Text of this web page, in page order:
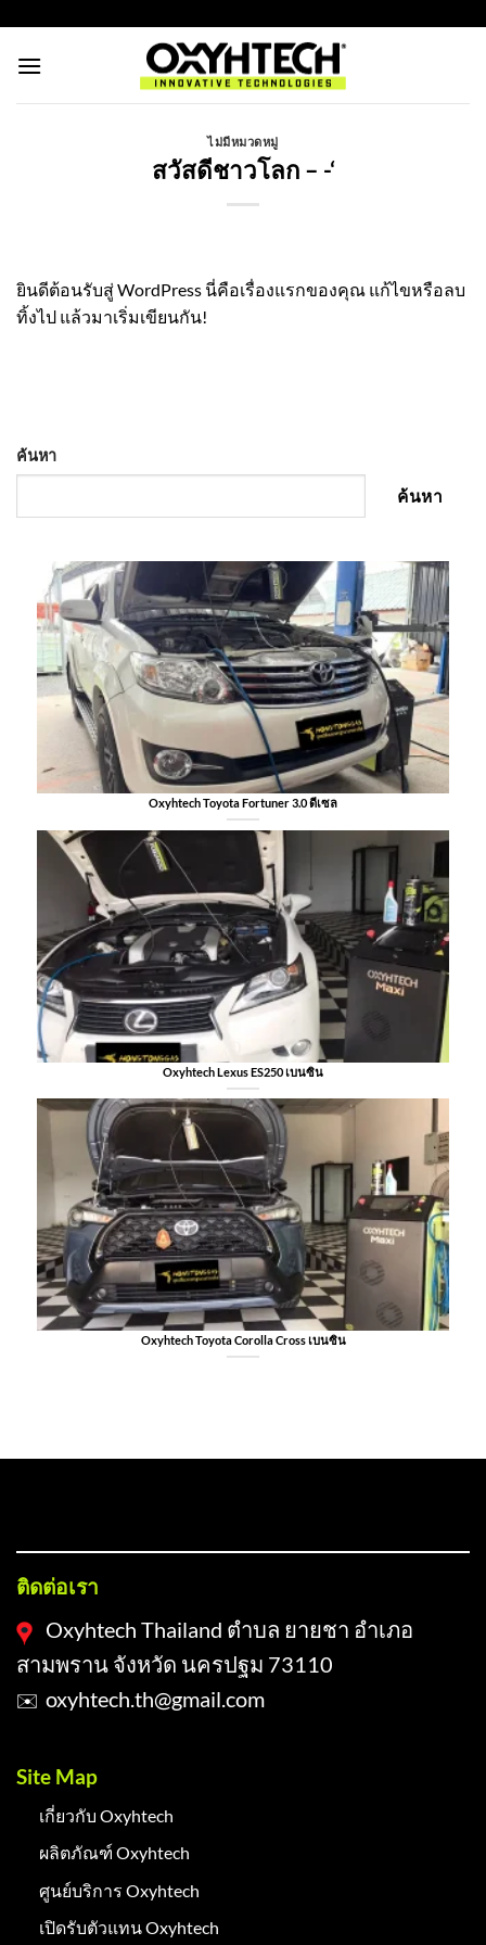
ไป
ยัง
เนื้อหา
ไม่มีหมวดหมู่
สวัสดีชาวโลก – -‘
ยินดีต้อนรับสู่ WordPress นี่คือเรื่องแรกของคุณ แก้ไขหรือลบ
ทิ้งไป แล้วมาเริ่มเขียนกัน!
ค้นหา
ค้นหา
Oxyhtech Toyota Fortuner 3.0 ดีเซล
Oxyhtech Lexus ES250 เบนซิน
Oxyhtech Toyota Corolla Cross เบนซิน
ติดต่อเรา
Oxyhtech Thailand ตำบล ยายชา อำเภอ
สามพราน จังหวัด นครปฐม 73110
✉️ oxyhtech.th@gmail.com
Site Map
เกี่ยวกับ Oxyhtech
ผลิตภัณฑ์ Oxyhtech
ศูนย์บริการ Oxyhtech
เปิดรับตัวแทน Oxyhtech